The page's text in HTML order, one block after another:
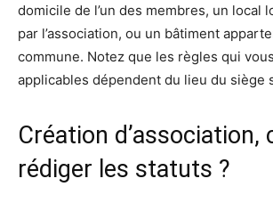
domicile de l’un des membres, un local
par l’association, ou un bâtiment
commune. Notez que les règles qui
applicables dépendent du lieu du siège
Création d’association,
rédiger les statuts ?